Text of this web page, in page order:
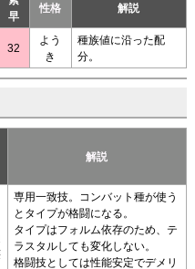
早
性格 解説
32
よう
き
種族値に沿った配
分。
解説
専用一致技。コンバット種が使う
とタイプが格闘になる。
タイプはフォルム依存のため、テ
ラスタルしても変化しない。
格闘技としては性能安定でデメリ